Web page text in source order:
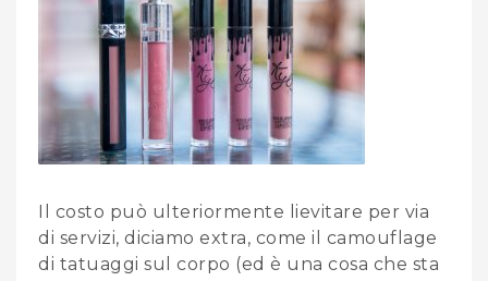
Il costo può ulteriormente lievitare per via
di servizi, diciamo extra, come il camouflage
di tatuaggi sul corpo (ed è una cosa che sta